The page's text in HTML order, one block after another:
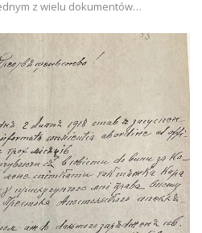
z wielu dokumentów…